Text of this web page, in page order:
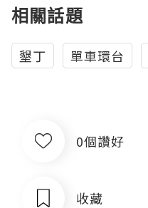
相關話題
墾丁 單車環台
0個讚好
收藏